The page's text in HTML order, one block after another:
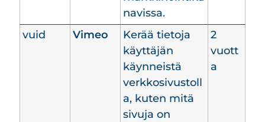
navissa.
vuid
Vimeo
Kerää tietoja
käyttäjän
käynneistä
verkkosivustoll
a, kuten mitä
sivuja on
2
vuott
a